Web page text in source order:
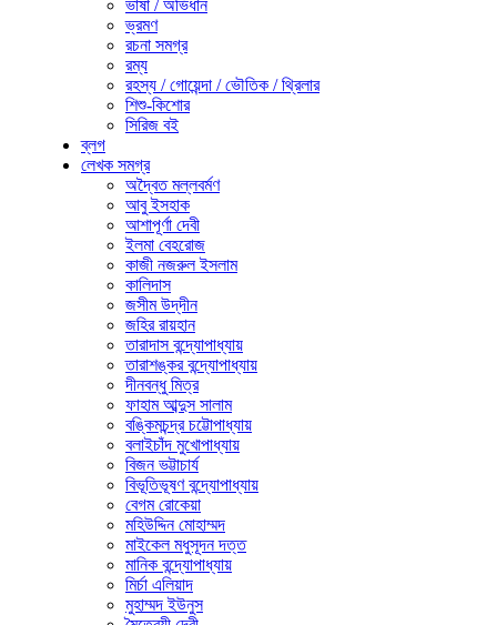
ভাষা / অভিধান
ভ্রমণ
রচনা সমগ্র
রম্য
রহস্য / গোয়েন্দা / ভৌতিক / থ্রিলার
শিশু-কিশোর
সিরিজ বই
ব্লগ
লেখক সমগ্র
অদ্বৈত মল্লবর্মণ
আবু ইসহাক
আশাপূর্ণা দেবী
ইলমা বেহরোজ
কাজী নজরুল ইসলাম
কালিদাস
জসীম উদ্‌দীন
জহির রায়হান
তারাদাস বন্দ্যোপাধ্যায়
তারাশঙ্কর বন্দ্যোপাধ্যায়
দীনবন্ধু মিত্র
ফাহাম আব্দুস সালাম
বঙ্কিমচন্দ্র চট্টোপাধ্যায়
বলাইচাঁদ মুখোপাধ্যায়
বিজন ভট্টাচার্য
বিভূতিভূষণ বন্দ্যোপাধ্যায়
বেগম রোকেয়া
মহিউদ্দিন মোহাম্মদ
মাইকেল মধুসূদন দত্ত
মানিক বন্দ্যোপাধ্যায়
মির্চা এলিয়াদ
মুহাম্মদ ইউনুস